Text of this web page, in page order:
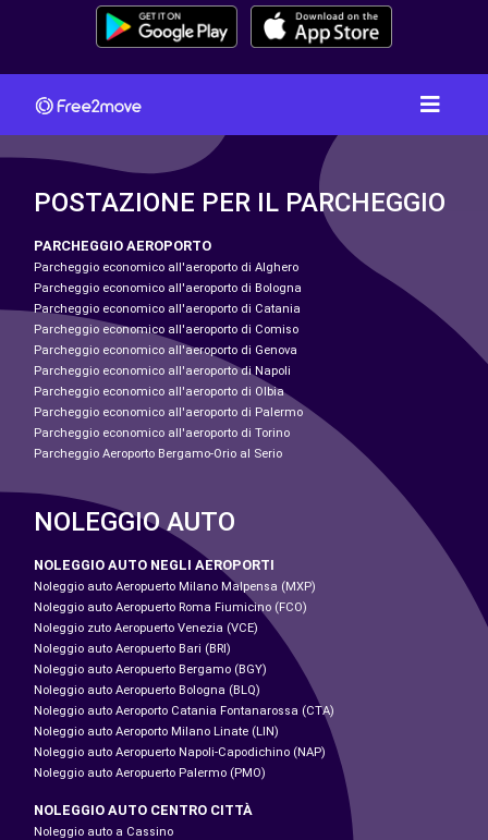
POSTAZIONE PER IL PARCHEGGIO
PARCHEGGIO AEROPORTO
Parcheggio economico all'aeroporto di Alghero
Parcheggio economico all'aeroporto di Bologna
Parcheggio economico all'aeroporto di Catania
Parcheggio economico all'aeroporto di Comiso
Parcheggio economico all'aeroporto di Genova
Parcheggio economico all'aeroporto di Napoli
Parcheggio economico all'aeroporto di Olbia
Parcheggio economico all'aeroporto di Palermo
Parcheggio economico all'aeroporto di Torino
Parcheggio Aeroporto Bergamo-Orio al Serio
NOLEGGIO AUTO
NOLEGGIO AUTO NEGLI AEROPORTI
Noleggio auto Aeropuerto Milano Malpensa (MXP)
Noleggio auto Aeropuerto Roma Fiumicino (FCO)
Noleggio zuto Aeropuerto Venezia (VCE)
Noleggio auto Aeropuerto Bari (BRI)
Noleggio auto Aeropuerto Bergamo (BGY)
Noleggio auto Aeropuerto Bologna (BLQ)
Noleggio auto Aeroporto Catania Fontanarossa (CTA)
Noleggio auto Aeroporto Milano Linate (LIN)
Noleggio auto Aeropuerto Napoli-Capodichino (NAP)
Noleggio auto Aeropuerto Palermo (PMO)
NOLEGGIO AUTO CENTRO CITTÀ
Noleggio auto a Cassino